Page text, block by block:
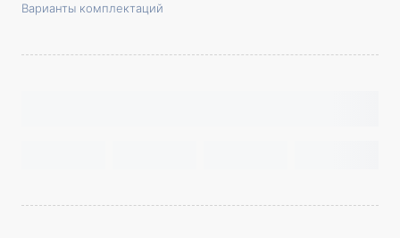
Варианты комплектаций